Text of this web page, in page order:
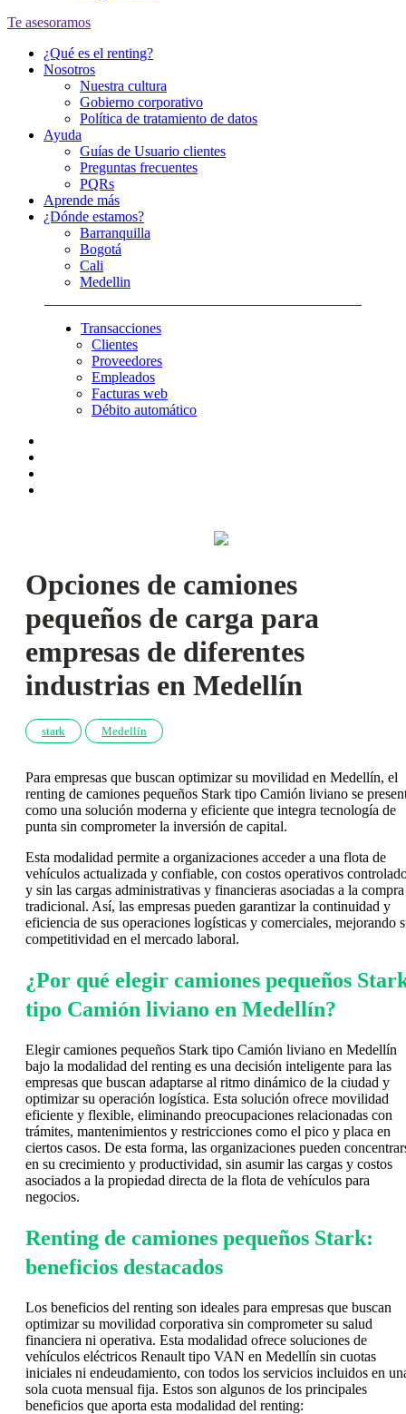
Te asesoramos
¿Qué es el renting?
Nosotros
Nuestra cultura
Gobierno corporativo
Política de tratamiento de datos
Ayuda
Guías de Usuario clientes
Preguntas frecuentes
PQRs
Aprende más
¿Dónde estamos?
Barranquilla
Bogotá
Cali
Medellin
Transacciones
Clientes
Proveedores
Empleados
Facturas web
Débito automático
Opciones de camiones
pequeños de carga para
empresas de diferentes
industrias en Medellín
stark Medellín
Para empresas que buscan optimizar su movilidad en Medellín, el
renting de camiones pequeños Stark tipo Camión liviano se
como una solución moderna y eficiente que integra tecnología de
punta sin comprometer la inversión de capital.
Esta modalidad permite a organizaciones acceder a una flota de
vehículos actualizada y confiable, con costos operativos
y sin las cargas administrativas y financieras asociadas a la compra
tradicional. Así, las empresas pueden garantizar la continuidad y
eficiencia de sus operaciones logísticas y comerciales, mejorando
competitividad en el mercado laboral.
¿Por qué elegir camiones pequeños
tipo Camión liviano en Medellín?
Elegir camiones pequeños Stark tipo Camión liviano en Medellín
bajo la modalidad del renting es una decisión inteligente para las
empresas que buscan adaptarse al ritmo dinámico de la ciudad y
optimizar su operación logística. Esta solución ofrece movilidad
eficiente y flexible, eliminando preocupaciones relacionadas con
trámites, mantenimientos y restricciones como el pico y placa en
ciertos casos. De esta forma, las organizaciones pueden
en su crecimiento y productividad, sin asumir las cargas y costos
asociados a la propiedad directa de la flota de vehículos para
negocios.
Renting de camiones pequeños Stark:
beneficios destacados
Los beneficios del renting son ideales para empresas que buscan
optimizar su movilidad corporativa sin comprometer su salud
financiera ni operativa. Esta modalidad ofrece soluciones de
vehículos eléctricos Renault tipo VAN en Medellín sin cuotas
iniciales ni endeudamiento, con todos los servicios incluidos en
sola cuota mensual fija. Estos son algunos de los principales
beneficios que aporta esta modalidad del renting: